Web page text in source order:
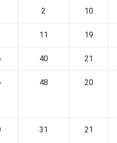
2 10
11 19
40 21
48 20
31 21